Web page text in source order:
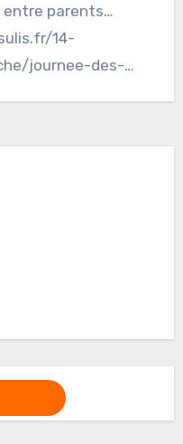
entre parents…
14-
journee-des-